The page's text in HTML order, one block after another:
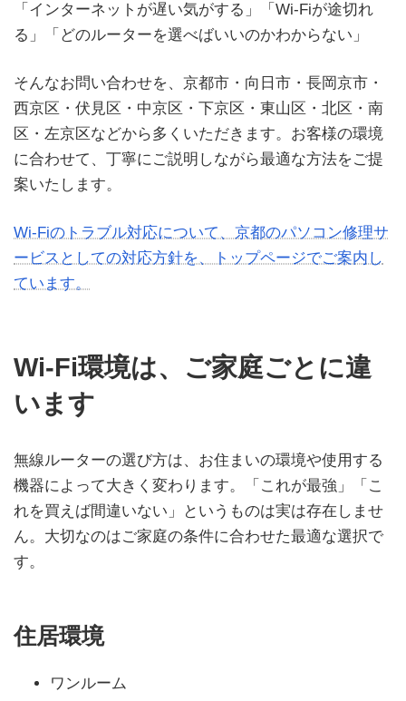
「インターネットが遅い気がする」「Wi-Fiが途切れ
る」「どのルーターを選べばいいのかわからない」
そんなお問い合わせを、京都市・向日市・長岡京市・
西京区・伏見区・中京区・下京区・東山区・北区・南
区・左京区などから多くいただきます。お客様の環境
に合わせて、丁寧にご説明しながら最適な方法をご提
案いたします。
Wi-Fiのトラブル対応について、京都のパソコン修理サ
ービスとしての対応方針を、トップページでご案内し
ています。
Wi-Fi環境は、ご家庭ごとに違
います
無線ルーターの選び方は、お住まいの環境や使用する
機器によって大きく変わります。「これが最強」「こ
れを買えば間違いない」というものは実は存在しませ
ん。大切なのはご家庭の条件に合わせた最適な選択で
す。
住居環境
ワンルーム